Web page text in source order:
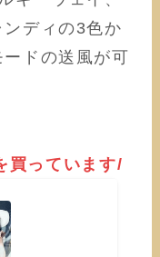
ディの3色か
ドの送風が可
買っています/